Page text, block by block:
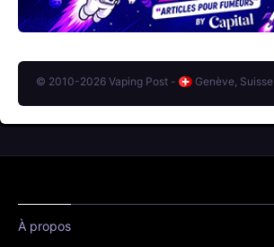
© 2010-2026 Vaping Post - Genève, Suisse
À propos